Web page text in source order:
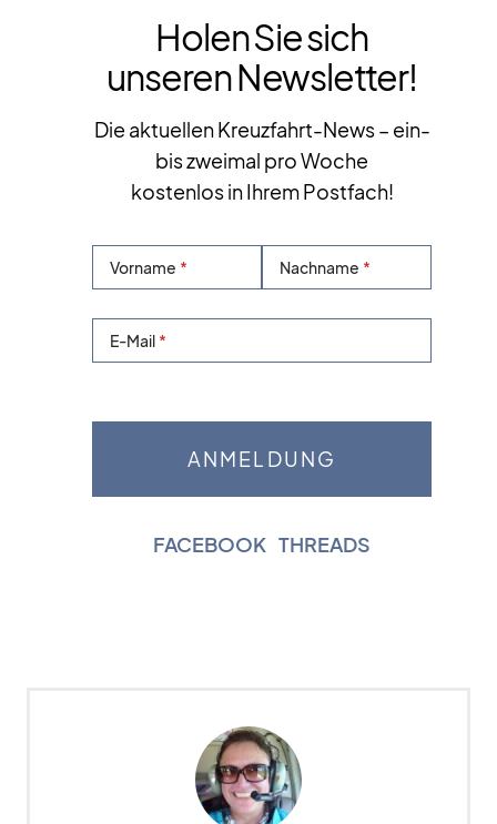
Holen Sie sich
unseren Newsletter!
Die aktuellen Kreuzfahrt-News – ein-
bis zweimal pro Woche
kostenlos in Ihrem Postfach!
Vorname Nachname
E-Mail
FACEBOOK THREADS